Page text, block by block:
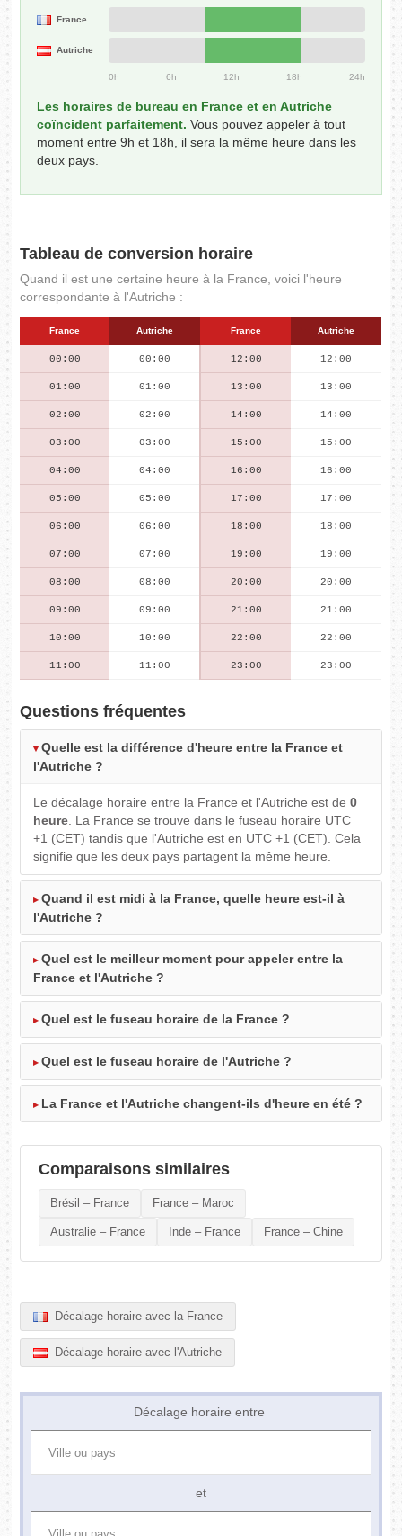
France
Autriche
0h 6h 12h 18h 24h
Les horaires de bureau en France et en Autriche
coïncident parfaitement. Vous pouvez appeler à tout
moment entre 9h et 18h, il sera la même heure dans les
deux pays.
Tableau de conversion horaire
Quand il est une certaine heure à la France, voici l'heure
correspondante à l'Autriche :
France Autriche France Autriche
00:00 00:00 12:00 12:00
01:00 01:00 13:00 13:00
02:00 02:00 14:00 14:00
03:00 03:00 15:00 15:00
04:00 04:00 16:00 16:00
05:00 05:00 17:00 17:00
06:00 06:00 18:00 18:00
07:00 07:00 19:00 19:00
08:00 08:00 20:00 20:00
09:00 09:00 21:00 21:00
10:00 10:00 22:00 22:00
11:00 11:00 23:00 23:00
Questions fréquentes
Quelle est la différence d'heure entre la France et
l'Autriche ?
Le décalage horaire entre la France et l'Autriche est de0
heure. La France se trouve dans le fuseau horaire UTC
+1 (CET) tandis que l'Autriche est en UTC +1 (CET). Cela
signifie que les deux pays partagent la même heure.
Quand il est midi à la France, quelle heure est-il à
l'Autriche ?
Quel est le meilleur moment pour appeler entre la
France et l'Autriche ?
Quel est le fuseau horaire de la France ?
Quel est le fuseau horaire de l'Autriche ?
La France et l'Autriche changent-ils d'heure en été ?
Comparaisons similaires
Brésil – France France – Maroc
Australie – France Inde – France France – Chine
Décalage horaire avec la France
Décalage horaire avec l'Autriche
Décalage horaire entre
et